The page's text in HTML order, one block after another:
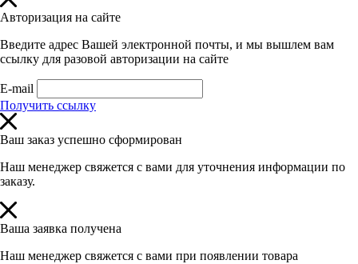
Авторизация на сайте
Введите адрес Вашей электронной почты, и мы вышлем вам
ссылку для разовой авторизации на сайте
E-mail
Получить ссылку
Ваш заказ успешно сформирован
Наш менеджер свяжется с вами для уточнения информации по
заказу.
Ваша заявка получена
Наш менеджер свяжется с вами при появлении товара